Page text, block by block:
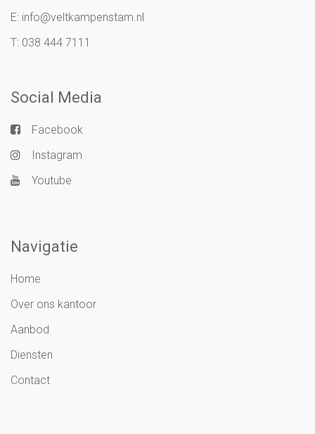
E: info@veltkampenstam.nl
T: 038 444 7111
Social Media
Facebook
Instagram
Youtube
Navigatie
Home
Over ons kantoor
Aanbod
Diensten
Contact